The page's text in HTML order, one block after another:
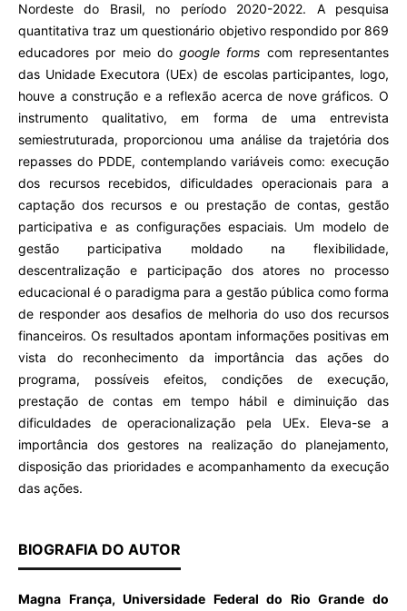
Nordeste do Brasil, no período 2020-2022. A pesquisa
quantitativa traz um questionário objetivo respondido por 869
educadores por meio dogoogle forms com representantes
das Unidade Executora (UEx) de escolas participantes, logo,
houve a construção e a reflexão acerca de nove gráficos. O
instrumento qualitativo, em forma de uma entrevista
semiestruturada, proporcionou uma análise da trajetória dos
repasses do PDDE, contemplando variáveis como: execução
dos recursos recebidos, dificuldades operacionais para a
captação dos recursos e ou prestação de contas, gestão
participativa e as configurações espaciais. Um modelo de
gestão participativa moldado na flexibilidade,
descentralização e participação dos atores no processo
educacional é o paradigma para a gestão pública como forma
de responder aos desafios de melhoria do uso dos recursos
financeiros. Os resultados apontam informações positivas em
vista do reconhecimento da importância das ações do
programa, possíveis efeitos, condições de execução,
prestação de contas em tempo hábil e diminuição das
dificuldades de operacionalização pela UEx. Eleva-se a
importância dos gestores na realização do planejamento,
disposição das prioridades e acompanhamento da execução
das ações.
BIOGRAFIA DO AUTOR
Magna França, Universidade Federal do Rio Grande do